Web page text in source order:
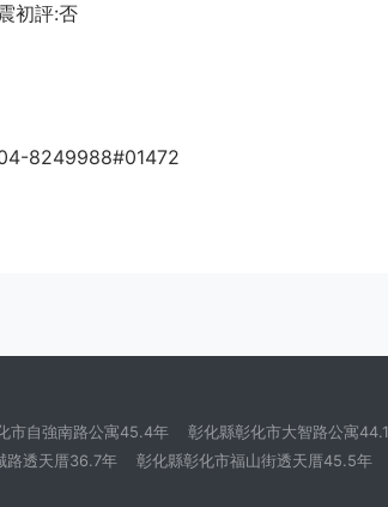
初評:否
8249988#01472
市自強南路公寓45.4年
彰化縣彰化市大智路公寓44.1
路透天厝36.7年
彰化縣彰化市福山街透天厝45.5年